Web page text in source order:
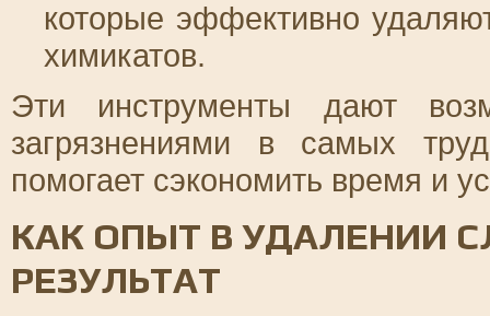
которые эффективно
химикатов.
Эти инструменты дают
загрязнениями в самых
помогает сэкономить время и
КАК ОПЫТ В УДАЛЕНИИ
РЕЗУЛЬТАТ